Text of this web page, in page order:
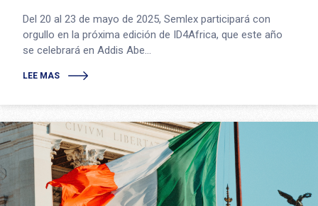
Del 20 al 23 de mayo de 2025, Semlex participará con
orgullo en la próxima edición de ID4Africa, que este año
se celebrará en Addis Abe...
LEE MAS